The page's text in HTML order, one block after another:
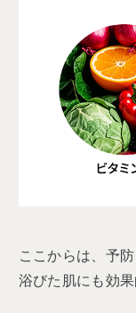
ここからは、予
浴びた肌にも効